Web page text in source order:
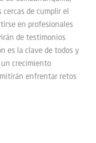
de cumplir el
en profesionales
de testimonios
es la clave de todos y
crecimiento
enfrentar retos